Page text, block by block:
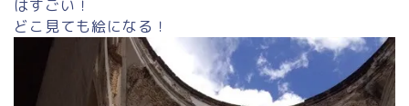
はすごい！
どこ見ても絵になる！